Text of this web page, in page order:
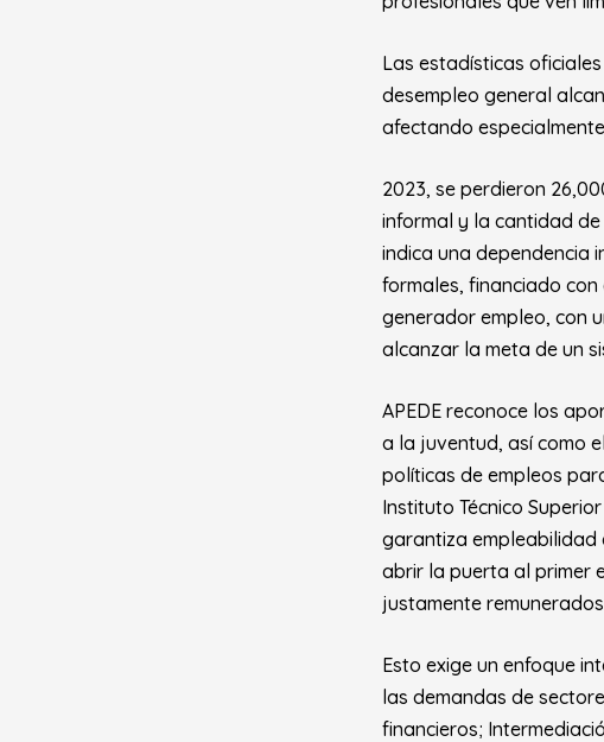
Las estadísticas
desempleo general
afectando
2023, se perdieron
informal y la cantidad
indica una dependencia
formales, financiado
generador empleo, con
alcanzar la meta de un
APEDE reconoce los
a la juventud, así como
políticas de empleos
Instituto Técnico
garantiza empleabilidad
abrir la puerta al primer
justamente
Esto exige un enfoque
las demandas de
financieros;